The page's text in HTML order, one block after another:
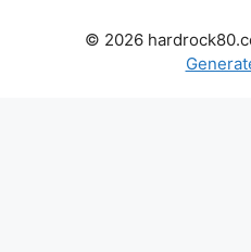
© 2026